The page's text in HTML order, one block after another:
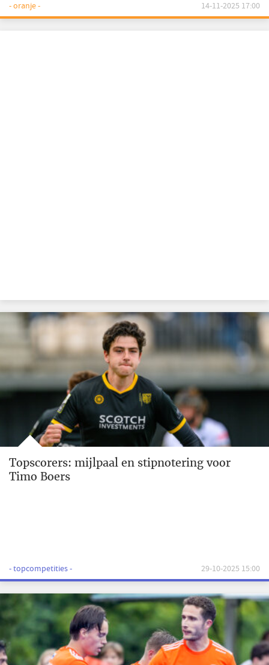
- oranje - 14-11-2025 17:00
Topscorers: mijlpaal en stipnotering voor
Timo Boers
- topcompetities - 29-10-2025 15:00